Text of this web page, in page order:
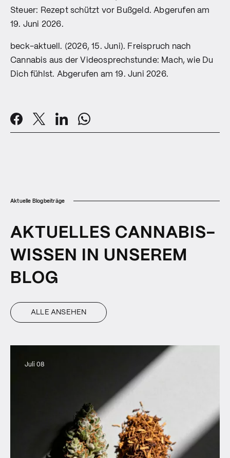
Steuer: Rezept schützt vor Bußgeld. Abgerufen am
19. Juni 2026.
beck-aktuell. (2026, 15. Juni). Freispruch nach
Cannabis aus der Videosprechstunde: Mach, wie Du
Dich fühlst. Abgerufen am 19. Juni 2026.
Aktuelle Blogbeiträge
AKTUELLES CANNABIS-
WISSEN IN UNSEREM
BLOG
ALLE ANSEHEN
Juli 08